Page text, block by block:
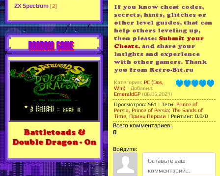
ZX Spectrum [2]
RANDOM GAME
Battletoads &
Double Dragon - On
If you know cheat codes,
secrets, hints, glitches or
other level guides, that can
help others leveling up,
then please: Submit your
Cheats. and share your
insights and experience
with other gamers. Thank
you from Retro-Bit.ru
Категория: PC (Dos,
Win) | Добавил:
EmeraldGP (06.05.2021)
Просмотров: 561 | Теги: Prince of
Persia, Prince of Persia: The Sands of
Time, Принц Персии | Рейтинг: 0.0/0
Всего комментариев:
0
Войдите: